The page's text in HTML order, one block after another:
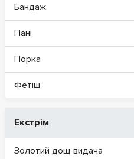
Бандаж
Пані
Порка
Фетіш
Екстрім
Золотий дощ видача